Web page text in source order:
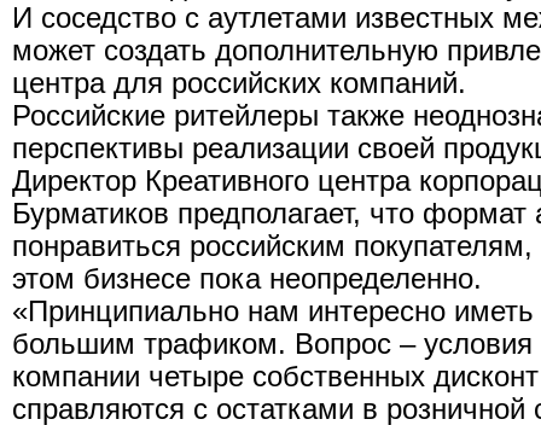
И соседство с аутлетами известных
может создать дополнительную
центра для российских компаний.
Российские ритейлеры также
перспективы реализации своей
Директор Креативного центра
Бурматиков предполагает, что формат
понравиться российским
этом бизнесе пока неопределенно.
«Принципиально нам интересно
большим трафиком. Вопрос –
компании четыре собственных
справляются с остатками в